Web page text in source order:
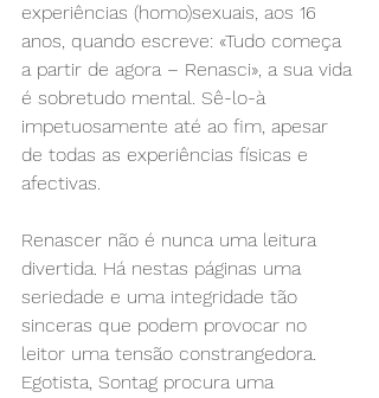
experiências (homo)sexuais, aos 16
anos, quando escreve: «Tudo começa
a partir de agora – Renasci», a sua vida
é sobretudo mental. Sê-lo-à
impetuosamente até ao fim, apesar
de todas as experiências físicas e
afectivas.
Renascer não é nunca uma leitura
divertida. Há nestas páginas uma
seriedade e uma integridade tão
sinceras que podem provocar no
leitor uma tensão constrangedora.
Egotista, Sontag procura uma